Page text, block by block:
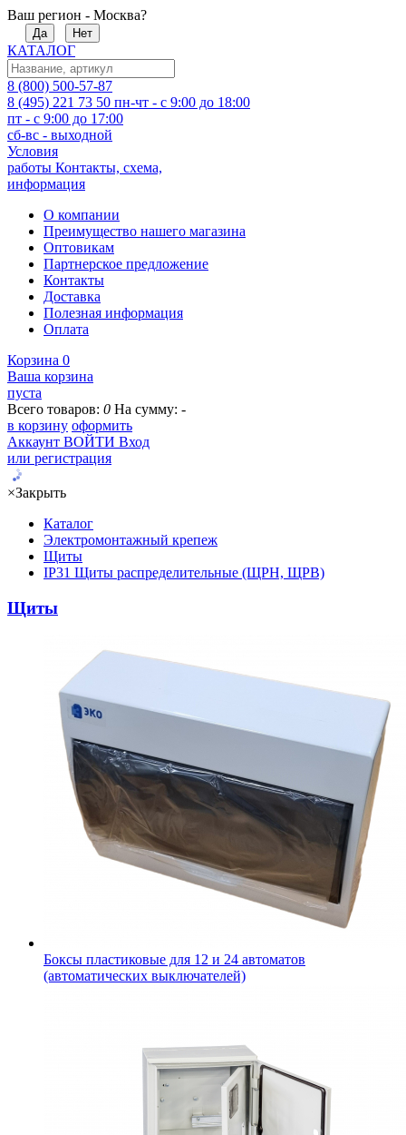
Ваш регион - Москва?
Да Нет
КАТАЛОГ
8 (800) 500-57-87
8 (495) 221 73 50 пн-чт - с 9:00 до 18:00
пт - с 9:00 до 17:00
сб-вс - выходной
Условия
работы Контакты, схема,
информация
О компании
Преимущество нашего магазина
Оптовикам
Партнерское предложение
Контакты
Доставка
Полезная информация
Оплата
Корзина 0
Ваша корзина
пуста
Всего товаров: 0 На сумму: -
в корзину оформить
Аккаунт ВОЙТИ Вход
или регистрация
×Закрыть
Каталог
Электромонтажный крепеж
Щиты
IP31 Щиты распределительные (ЩРН, ЩРВ)
Щиты
Боксы пластиковые для 12 и 24 автоматов
(автоматических выключателей)